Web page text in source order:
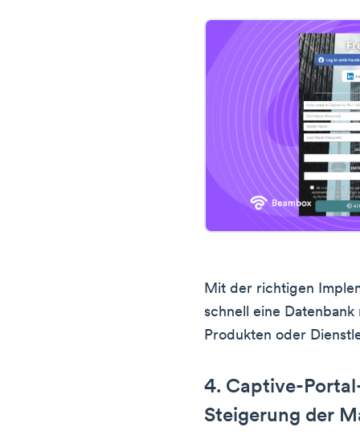
Mit der richtigen
schnell eine
Produkten oder
4. Captive-
Steigerung der